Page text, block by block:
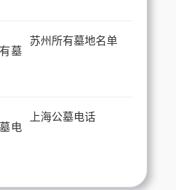
苏州所有墓地名单
上海公墓电话